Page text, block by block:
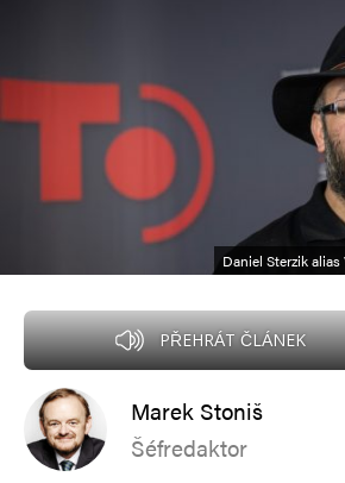
Daniel Sterzik
PŘEHRÁT ČLÁNEK
Marek Stoniš
Šéfredaktor